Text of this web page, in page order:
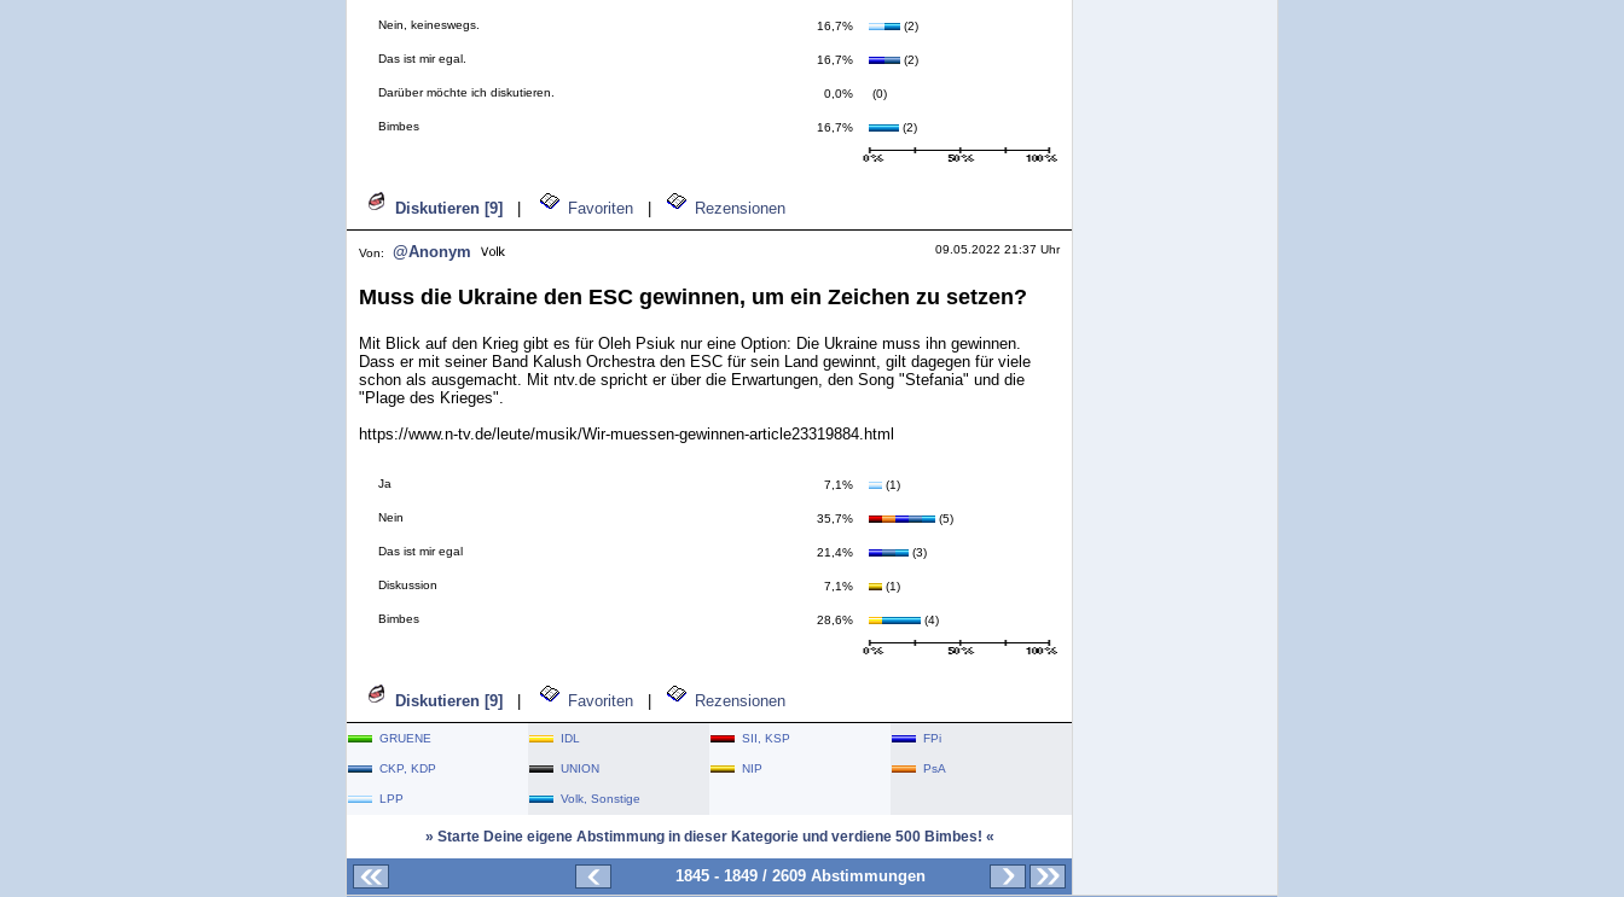
Nein, keineswegs. 16,7% (2)
Das ist mir egal. 16,7% (2)
Darüber möchte ich diskutieren. 0,0% (0)
Bimbes 16,7% (2)
Diskutieren [9] Favoriten Rezensionen
Von: @Anonym 09.05.2022 21:37 Uhr
Muss die Ukraine den ESC gewinnen, um ein Zeichen zu setzen?
Mit Blick auf den Krieg gibt es für Oleh Psiuk nur eine Option: Die Ukraine muss ihn gewinnen.
Dass er mit seiner Band Kalush Orchestra den ESC für sein Land gewinnt, gilt dagegen für viele
schon als ausgemacht. Mit ntv.de spricht er über die Erwartungen, den Song "Stefania" und die
"Plage des Krieges".
https://www.n-tv.de/leute/musik/Wir-muessen-gewinnen-article23319884.html
Ja 7,1% (1)
Nein 35,7% (5)
Das ist mir egal 21,4% (3)
Diskussion 7,1% (1)
Bimbes 28,6% (4)
Diskutieren [9] Favoriten Rezensionen
GRUENE IDL SII, KSP FPi
CKP, KDP UNION NIP PsA
LPP Volk, Sonstige
» Starte Deine eigene Abstimmung in dieser Kategorie und verdiene 500 Bimbes! «
1845 - 1849 / 2609 Abstimmungen